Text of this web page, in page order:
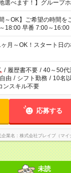
選べます！】グループ
OK】ご希望の時間をご相談
18:00 早番 7:00～
す。 「夕方までには帰宅
い」 「朝はゆっくりの
使いたい」 など、ご希
ヶ月～OK！スタート日
/ 履歴書不要 / 40～50代
由 / シフト勤務 / 10名
ンスキル不要
応募する
企業名 株式会社ブレイブ（マイ
未読